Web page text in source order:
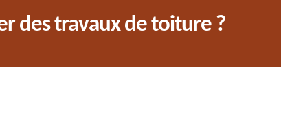
des travaux de toiture ?